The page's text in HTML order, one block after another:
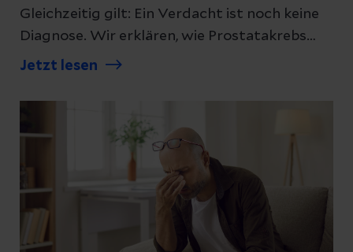
Gleichzeitig gilt: Ein Verdacht ist noch keine
Diagnose. Wir erklären, wie Prostatakrebs
diagnostiziert wird und was die Ergebnisse
Jetzt lesen